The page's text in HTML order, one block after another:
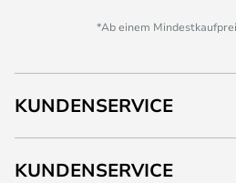
*Ab einem
KUNDENSERVICE
KUNDENSERVICE